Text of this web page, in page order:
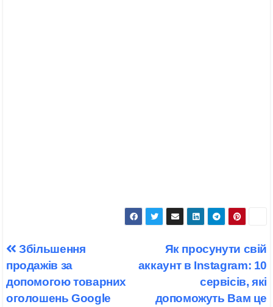
Навігація
записів
Як просунути свій
аккаунт в Instagram: 10
сервісів, які
допоможуть Вам це
Збільшення
продажів за
допомогою товарних
оголошень Google